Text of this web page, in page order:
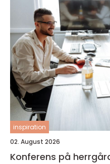
inspiration
02. August 2026
Konferens på herrgård när miljön